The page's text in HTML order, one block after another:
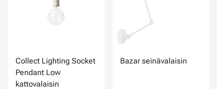
Collect Lighting Socket
Pendant Low
kattovalaisin
Bazar seinävalaisin